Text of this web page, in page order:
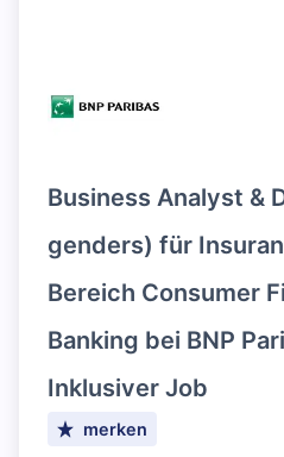
Business Analyst &
genders) für
Bereich Consumer
Banking bei BNP
Inklusiver Job
merken